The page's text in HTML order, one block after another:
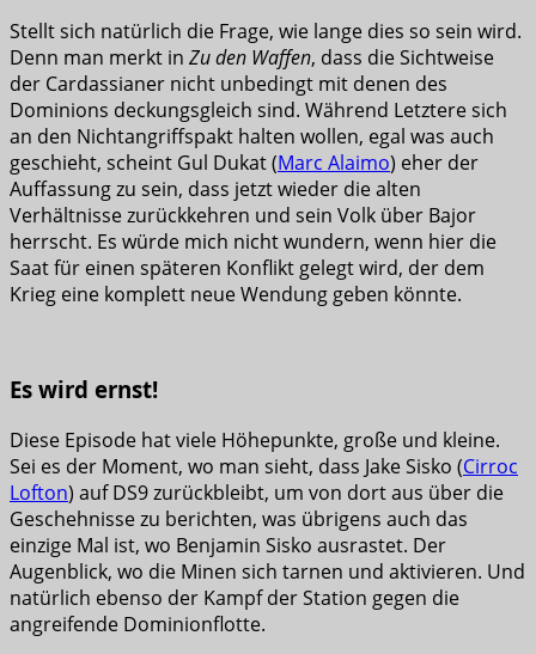
Stellt sich natürlich die Frage, wie lange dies so sein wird.
Denn man merkt in Zu den Waffen, dass die Sichtweise
der Cardassianer nicht unbedingt mit denen des
Dominions deckungsgleich sind. Während Letztere sich
an den Nichtangriffspakt halten wollen, egal was auch
geschieht, scheint Gul Dukat (Marc Alaimo) eher der
Auffassung zu sein, dass jetzt wieder die alten
Verhältnisse zurückkehren und sein Volk über Bajor
herrscht. Es würde mich nicht wundern, wenn hier die
Saat für einen späteren Konflikt gelegt wird, der dem
Krieg eine komplett neue Wendung geben könnte.
Es wird ernst!
Diese Episode hat viele Höhepunkte, große und kleine.
Sei es der Moment, wo man sieht, dass Jake Sisko (Cirroc
Lofton) auf DS9 zurückbleibt, um von dort aus über die
Geschehnisse zu berichten, was übrigens auch das
einzige Mal ist, wo Benjamin Sisko ausrastet. Der
Augenblick, wo die Minen sich tarnen und aktivieren. Und
natürlich ebenso der Kampf der Station gegen die
angreifende Dominionflotte.